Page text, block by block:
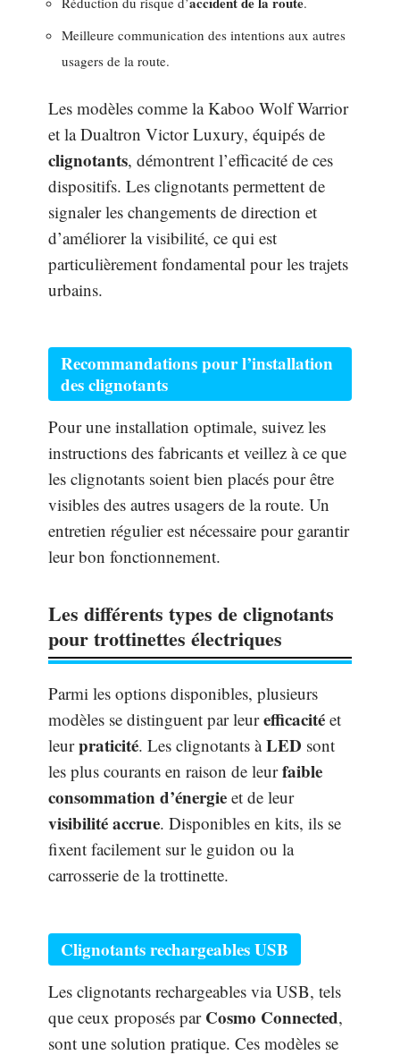
Meilleure communication des intentions aux autres
usagers de la route.
Les modèles comme la Kaboo Wolf Warrior
et la Dualtron Victor Luxury, équipés de
clignotants, démontrent l’efficacité de ces
dispositifs. Les clignotants permettent de
signaler les changements de direction et
d’améliorer la visibilité, ce qui est
particulièrement fondamental pour les trajets
urbains.
Recommandations pour l’installation
des clignotants
Pour une installation optimale, suivez les
instructions des fabricants et veillez à ce que
les clignotants soient bien placés pour être
visibles des autres usagers de la route. Un
entretien régulier est nécessaire pour garantir
leur bon fonctionnement.
Les différents types de clignotants
pour trottinettes électriques
Parmi les options disponibles, plusieurs
modèles se distinguent par leurefficacité et
leurpraticité. Les clignotants àLED sont
les plus courants en raison de leurfaible
consommation d’énergie et de leur
visibilité accrue. Disponibles en kits, ils se
fixent facilement sur le guidon ou la
carrosserie de la trottinette.
Clignotants rechargeables USB
Les clignotants rechargeables via USB, tels
que ceux proposés par Cosmo Connected,
sont une solution pratique. Ces modèles se